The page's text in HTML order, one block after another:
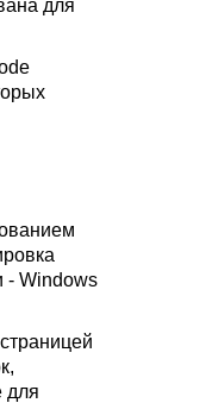
для
- Windows
для